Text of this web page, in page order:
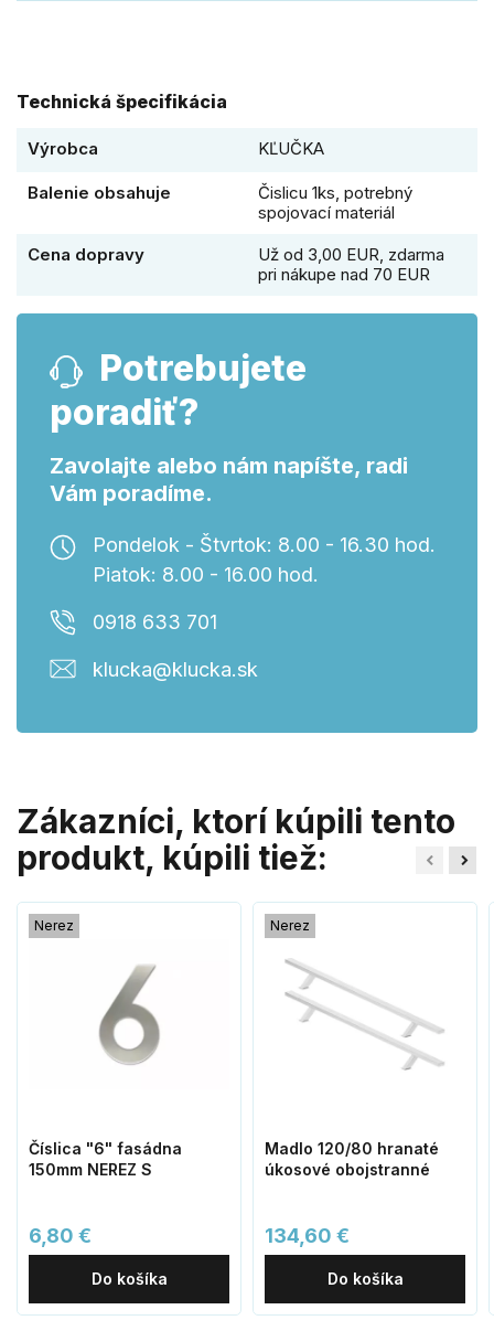
Technická špecifikácia
Výrobca KĽUČKA
Balenie obsahuje
Čislicu 1ks, potrebný
spojovací materiál
Cena dopravy
Už od 3,00 EUR, zdarma
pri nákupe nad 70 EUR
Potrebujete
poradiť?
Zavolajte alebo nám napíšte, radi
Vám poradíme.
Pondelok - Štvrtok: 8.00 - 16.30 hod.
Piatok: 8.00 - 16.00 hod.
0918 633 701
klucka@klucka.sk
Zákazníci, ktorí kúpili tento
produkt, kúpili tiež:
Nerez
Číslica "6" fasádna
150mm NEREZ S
6,80 €
Do košíka
Nerez
Madlo 120/80 hranaté
úkosové obojstranné
134,60 €
Do košíka